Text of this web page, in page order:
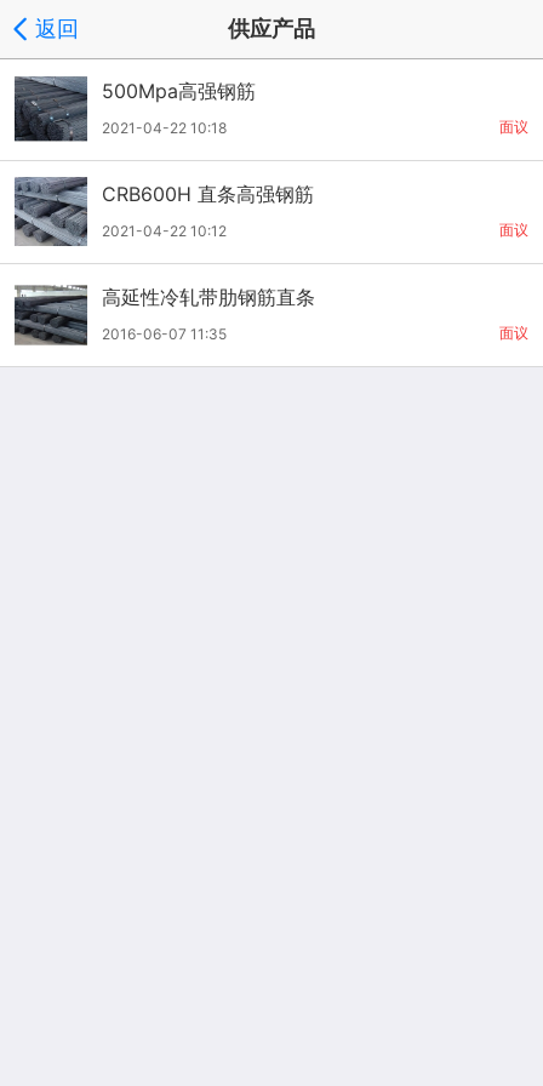
返回 供应产品
500Mpa高强钢筋
面议
2021-04-22 10:18
CRB600H 直条高强钢筋
面议
2021-04-22 10:12
高延性冷轧带肋钢筋直条
面议
2016-06-07 11:35